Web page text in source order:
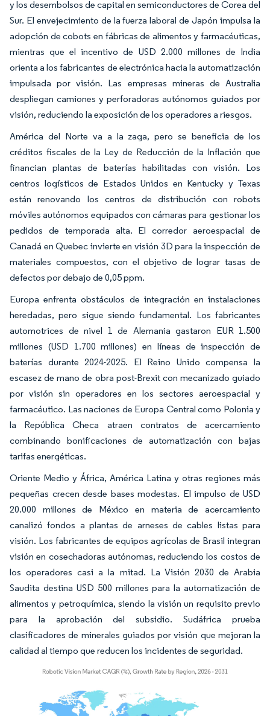
y los desembolsos de capital en semiconductores de Corea del
Sur. El envejecimiento de la fuerza laboral de Japón impulsa la
adopción de cobots en fábricas de alimentos y farmacéuticas,
mientras que el incentivo de USD 2.000 millones de India
orienta a los fabricantes de electrónica hacia la automatización
impulsada por visión. Las empresas mineras de Australia
despliegan camiones y perforadoras autónomos guiados por
visión, reduciendo la exposición de los operadores a riesgos.
América del Norte va a la zaga, pero se beneficia de los
créditos fiscales de la Ley de Reducción de la Inflación que
financian plantas de baterías habilitadas con visión. Los
centros logísticos de Estados Unidos en Kentucky y Texas
están renovando los centros de distribución con robots
móviles autónomos equipados con cámaras para gestionar los
pedidos de temporada alta. El corredor aeroespacial de
Canadá en Quebec invierte en visión 3D para la inspección de
materiales compuestos, con el objetivo de lograr tasas de
defectos por debajo de 0,05 ppm.
Europa enfrenta obstáculos de integración en instalaciones
heredadas, pero sigue siendo fundamental. Los fabricantes
automotrices de nivel 1 de Alemania gastaron EUR 1.500
millones (USD 1.700 millones) en líneas de inspección de
baterías durante 2024-2025. El Reino Unido compensa la
escasez de mano de obra post-Brexit con mecanizado guiado
por visión sin operadores en los sectores aeroespacial y
farmacéutico. Las naciones de Europa Central como Polonia y
la República Checa atraen contratos de acercamiento
combinando bonificaciones de automatización con bajas
tarifas energéticas.
Oriente Medio y África, América Latina y otras regiones más
pequeñas crecen desde bases modestas. El impulso de USD
20.000 millones de México en materia de acercamiento
canalizó fondos a plantas de arneses de cables listas para
visión. Los fabricantes de equipos agrícolas de Brasil integran
visión en cosechadoras autónomas, reduciendo los costos de
los operadores casi a la mitad. La Visión 2030 de Arabia
Saudita destina USD 500 millones para la automatización de
alimentos y petroquímica, siendo la visión un requisito previo
para la aprobación del subsidio. Sudáfrica prueba
clasificadores de minerales guiados por visión que mejoran la
calidad al tiempo que reducen los incidentes de seguridad.